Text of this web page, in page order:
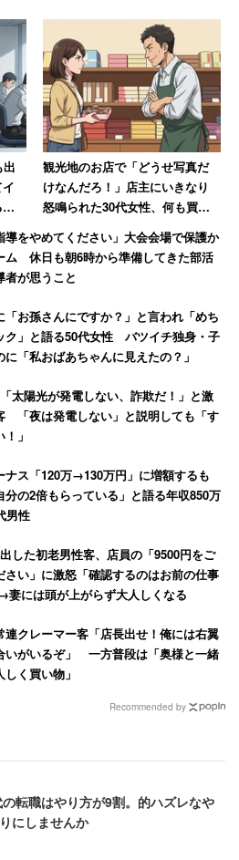
観光地のお店で「どうせ写真だ
けなんだろ！」店主にいきなり
怒鳴られた30代女性、何も買わ
ずに怒りの退店【前編】
導をやめてください」大会会場で保護か
ム 休日も朝6時から準備してきた部活
者が思うこと
「お孫さんにですか？」と言われ「めち
ク」と語る50代女性 バツイチ独身・子
に「私おばあちゃんに見えたの？」
太陽光が発電しない、詐欺だ！」と激
「夜は発電しない」と説明しても「す
」
ナス「120万→130万円」に増額するも
分の2倍もらっている」と語る年収850万
男性
した初老男性客、店員の「9500円をご
さい」に激怒「確認するのはお前の仕事
妻には頭が上がらず大人しくなる
連クレーマー客「店長出せ！俺には右翼
いがいるぞ」 一方普段は「奥様と一緒
く買い物」
Recommended by
転職はやり方が9割。的ハズレなや
にしませんか